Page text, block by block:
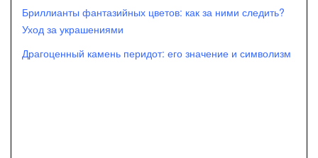
Бриллианты фантазийных цветов: как за ними следить?
Уход за украшениями
Драгоценный камень перидот: его значение и символизм